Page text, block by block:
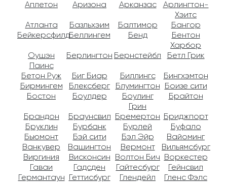
Аплетон
Аризона Арканзас
Арлингтон-
Хэитс
Атланта
Базльхэим Балтимор
Бангор
БейкерсфилдБеллингем Бенд
Бентон
Харбор
Оушэн
Паинс
Берлингтон Бернстейбл Бетл Грик
Бетон Руж Биг Биар Биллингс
Бингхэмтон
Бирмингем
Блексберг Блумингтон
Боизе сити
Бостон
Боулдер
Боулинг
Грин
Брайтон
Брандон Браунсвил Бремертон
Бриджпорт
Бруклин
Бурбанк Бурлей
Буфало
Бьюмонт
Бэй сити Бэл Эйр
Вайоминг
Ванкувер
Вашингтон Вермонт
Вильямсбург
Виргиния
Висконсин Волтон Бич
Воркестер
Гаваи
Гадсден Гайтесбург
Гейнсвил
Германтаун
Геттисбург Глендейл
Гленс Фэлс